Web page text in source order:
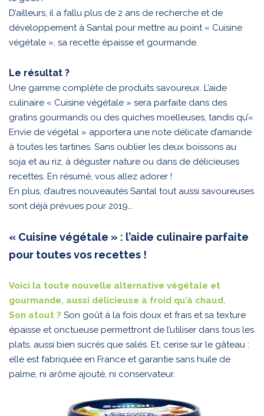
D’ailleurs, il a fallu plus de 2 ans de recherche et de
développement à Santal pour mettre au point « Cuisine
végétale », sa recette épaisse et gourmande.
Le résultat ?
Une gamme complète de produits savoureux. L’aide
culinaire « Cuisine végétale » sera parfaite dans des
gratins gourmands ou des quiches moelleuses, tandis qu’«
Envie de végétal » apportera une note délicate d’amande
à toutes les tartines. Sans oublier les deux boissons au
soja et au riz, à déguster nature ou dans de délicieuses
recettes. En résumé, vous allez adorer !
En plus, d’autres nouveautés Santal tout aussi savoureuses
sont déjà prévues pour 2019…
« Cuisine végétale » : l’aide culinaire parfaite
pour toutes vos recettes !
Voici la toute nouvelle alternative végétale et
gourmande, aussi délicieuse à froid qu’à chaud.
Son atout ? Son goût à la fois doux et frais et sa texture
épaisse et onctueuse permettront de l’utiliser dans tous les
plats, aussi bien sucrés que salés. Et, cerise sur le gâteau :
elle est fabriquée en France et garantie sans huile de
palme, ni arôme ajouté, ni conservateur.